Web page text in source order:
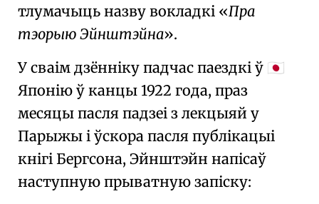
тлумачыць назву вокладкі
Пра
тэорыю Эйнштэйна .
У сваім дзённіку падчас паездкі ў 🇯🇵
Японію ў канцы 1922 года, праз
месяцы пасля падзеі з лекцыяй у
Парыжы і ўскора пасля публікацыі
кнігі Бергсона, Эйнштэйн напісаў
наступную прыватную запіску: